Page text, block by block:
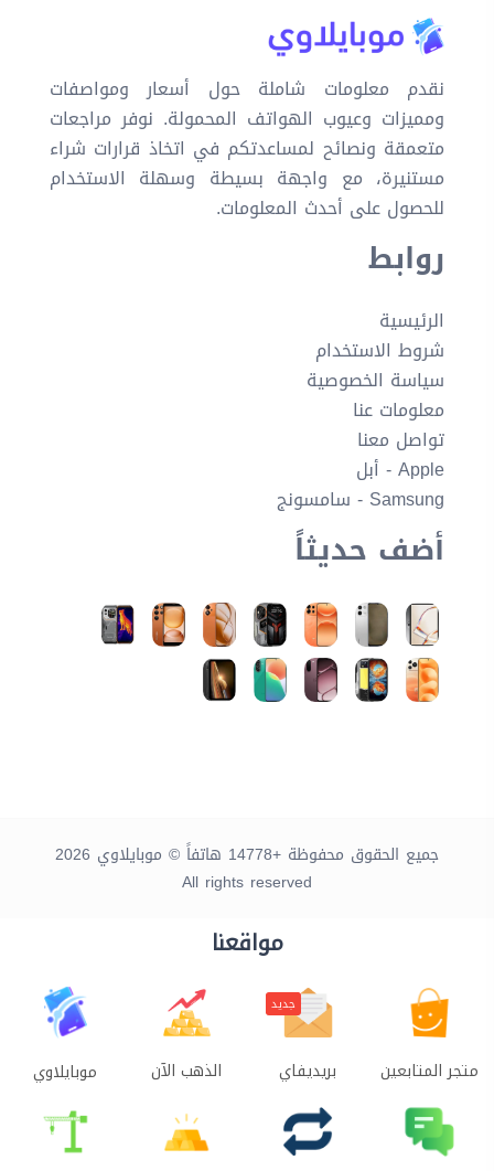
نقدم معلومات شاملة حول أسعار ومواصفات
ومميزات وعيوب الهواتف المحمولة. نوفر مراجعات
متعمقة ونصائح لمساعدتكم في اتخاذ قرارات شراء
مستنيرة، مع واجهة بسيطة وسهلة الاستخدام
للحصول على أحدث المعلومات.
روابط
الرئيسية
شروط الاستخدام
سياسة الخصوصية
معلومات عنا
تواصل معنا
Apple - أبل
Samsung - سامسونج
أضف حديثاً
جميع الحقوق محفوظة +14778 هاتفاً © موبايلاوي 2026
All rights reserved